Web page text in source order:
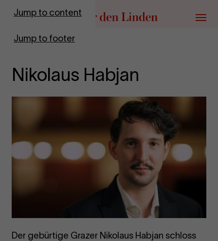
Jump to content
Jump to footer
Go to homepage
Menu
Nikolaus Habjan
Der gebürtige Grazer Nikolaus Habjan schloss